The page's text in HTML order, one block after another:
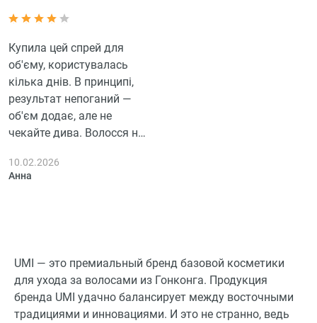
Купила цей спрей для
об'єму, користувалась
кілька днів. В принципі,
результат непоганий —
об'єм додає, але не
чекайте дива. Волосся не
приємно. Запах трохи
специфічний, але швидко
10.02.2026
Анна
UMI — это премиальный бренд базовой косметики
для ухода за волосами из Гонконга. Продукция
бренда UMI удачно балансирует между восточными
традициями и инновациями. И это не странно, ведь